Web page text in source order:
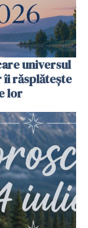
universul
îi răsplătește
lor